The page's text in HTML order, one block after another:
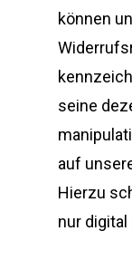
können
seine
auf
Hierzu
nur